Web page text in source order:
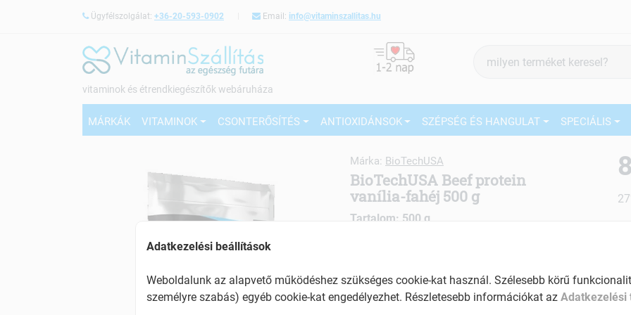
Ügyfélszolgálat: +36-20-593-0902 Email: info@vitaminszallitas.hu
vitaminok és étrendkiegészítők webáruháza
keresés
MÁRKÁK VITAMINOK CSONTERŐSÍTÉS ANTIOXIDÁNSOK SZÉPSÉG ÉS HANGULAT SPECIÁLIS
Márka: BioTechUSA
BioTechUSA Beef protein
vanília-fahéj 500 g
Tartalom: 500 g
a
Adatkezelési beállítások
Weboldalunk az alapvető működéshez szükséges cookie-kat használ. Szélesebb körű
személyre szabás) egyéb cookie-kat engedélyezhet. Részletesebb információkat az Adatkezelési